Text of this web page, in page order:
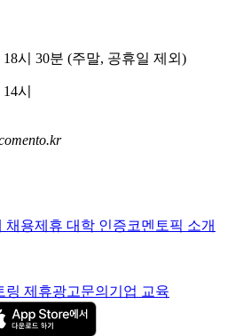
시 30분 (주말, 공휴일 제외)
시
채용제휴 대학 인증코멘토픽 소개
링 제휴광고문의 기업 교육